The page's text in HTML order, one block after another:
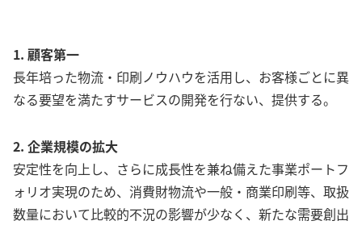
1. 顧客第一
長年培った物流・印刷ノウハウを活用し、お客様ごとに異
なる要望を満たすサービスの開発を行ない、提供する。
2. 企業規模の拡大
安定性を向上し、さらに成長性を兼ね備えた事業ポートフ
ォリオ実現のため、消費財物流や一般・商業印刷等、取扱
数量において比較的不況の影響が少なく、新たな需要創出